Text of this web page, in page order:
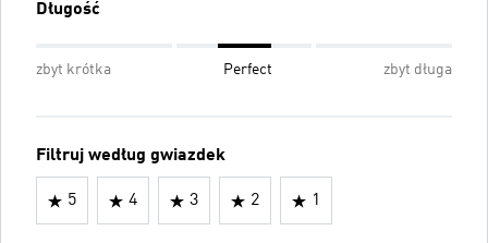
Długość
zbyt krótka Perfect zbyt długa
Filtruj według gwiazdek
5 4 3 2 1